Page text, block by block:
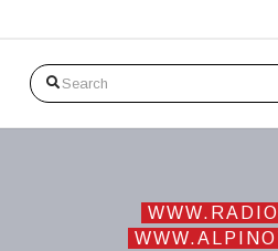
Search